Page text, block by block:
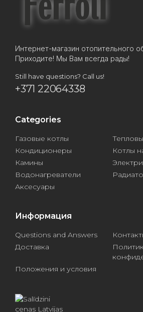
Интернет-магазин отопительного
Приходите! Мы Вам всегда рады!
Still have questions? Call us!
+371 22064338
Categories
Газовые котлы
Кондиционеры
Котлы
Камины
Водонагреватели
Аксесуары
Информация
Questions and Answers
Доставка
Положения и условия